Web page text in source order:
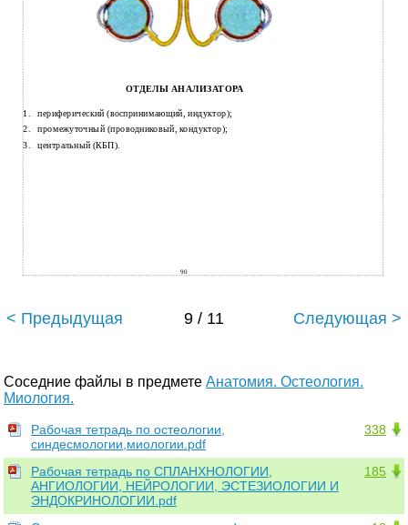
ОТДЕЛЫ АНАЛИЗАТОРА
1.
периферический (воспринимающий, индуктор);
2.
промежуточный (проводниковый, кондуктор);
3.
центральный (КБП).
90
< Предыдущая 9 / 11 Следующая >
Соседние файлы в предмете Анатомия. Остеология.
Миология.
338
Рабочая тетрадь по остеологии,
синдесмологии,миологии.pdf
185
Рабочая тетрадь по СПЛАНХНОЛОГИИ,
АНГИОЛОГИИ, НЕЙРОЛОГИИ, ЭСТЕЗИОЛОГИИ И
ЭНДОКРИНОЛОГИИ.pdf